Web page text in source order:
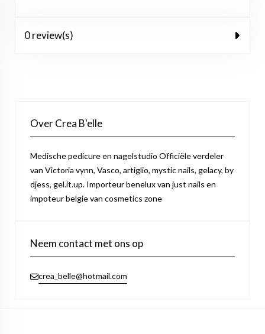
0 review(s)
Over Crea B'elle
Medische pedicure en nagelstudio Officiële verdeler
van Victoria vynn, Vasco, artiglio, mystic nails, gelacy, by
djess, gel.it.up. Importeur benelux van just nails en
impoteur belgie van cosmetics zone
Neem contact met ons op
crea_belle@hotmail.com